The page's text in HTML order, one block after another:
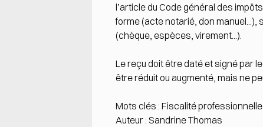
l’article du Code général des
forme (acte notarié, don
(chèque, espèces, virement...).
Le reçu doit être daté et signé par
être réduit ou augmenté, mais ne
Mots clés : Fiscalité
Auteur : Sandrine Thomas